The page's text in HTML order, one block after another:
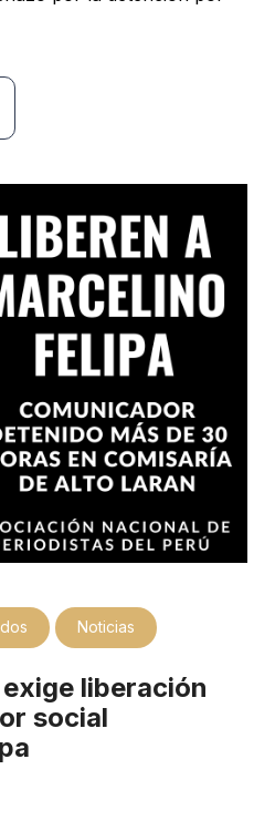
Noticias
liberación
social